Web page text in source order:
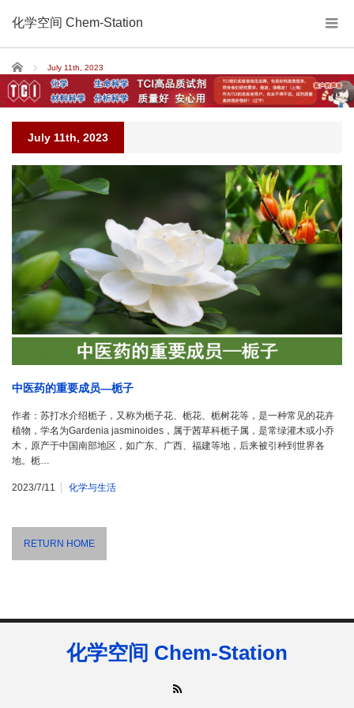
化学空间 Chem-Station
Home July 11th, 2023
July 11th, 2023
中医药的重要成员—栀子
作者：苏打水介绍栀子，又称为栀子花、栀花、栀树花等，是一种常见的花卉
植物，学名为Gardenia jasminoides，属于茜草科栀子属，是常绿灌木或小乔
木，原产于中国南部地区，如广东、广西、福建等地，后来被引种到世界各
地。栀…
2023/7/11 化学与生活
RETURN HOME
化学空间 Chem-Station